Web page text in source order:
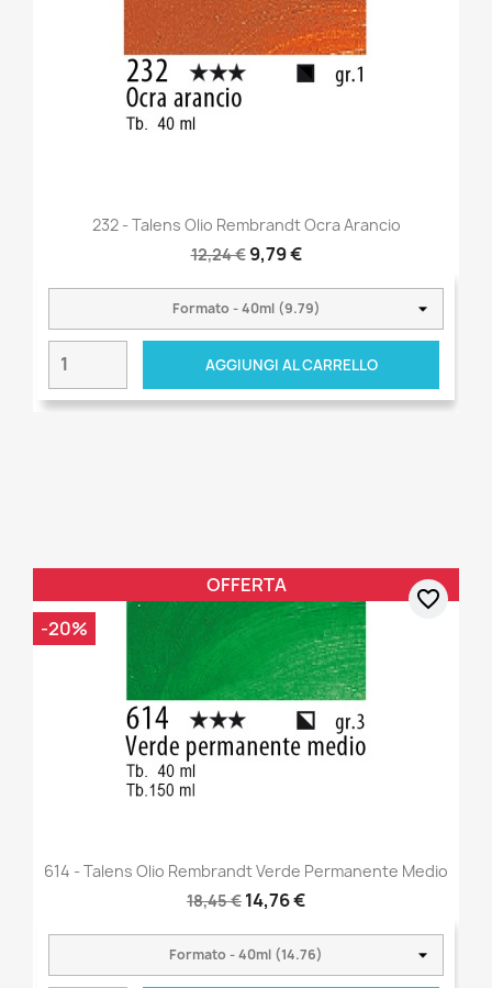
232 - Talens Olio Rembrandt Ocra Arancio
12,24 € 9,79 €
AGGIUNGI AL CARRELLO
614 - Talens Olio Rembrandt Verde Permanente Medio
18,45 € 14,76 €
OFFERTA
-20%
favorite_border